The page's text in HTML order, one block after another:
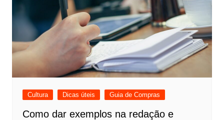
Cultura Dicas úteis Guia de Compras
Como dar exemplos na redação e